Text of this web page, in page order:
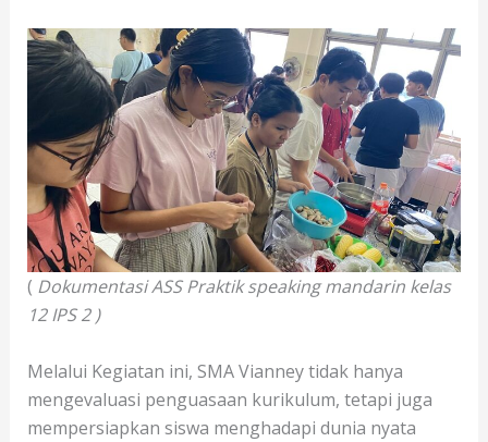
( Dokumentasi ASS Praktik speaking mandarin kelas
12 IPS 2 )
Melalui Kegiatan ini, SMA Vianney tidak hanya
mengevaluasi penguasaan kurikulum, tetapi juga
mempersiapkan siswa menghadapi dunia nyata